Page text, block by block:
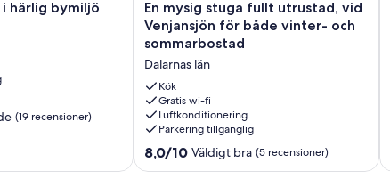
härlig bymiljö
(19 recensioner)
En
mysig
stuga
fullt
utrustad,
vid
Venjansjön
för
både
vinter-
En mysig stuga fullt utrustad, vid
Venjansjön för både vinter- och
sommarbostad
Dalarnas län
Kök
Gratis wi-fi
Luftkonditionering
Parkering tillgänglig
8.0
8,0/10 Väldigt bra (5 recensioner)